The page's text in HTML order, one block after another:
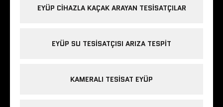
EYÜP CIHAZLA KAÇAK ARAYAN TESISATÇILAR
EYÜP SU TESISATÇISI ARIZA TESPIT
KAMERALI TESISAT EYÜP